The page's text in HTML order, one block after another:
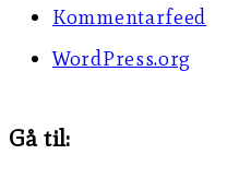
Kommentarfeed
WordPress.org
Gå til: